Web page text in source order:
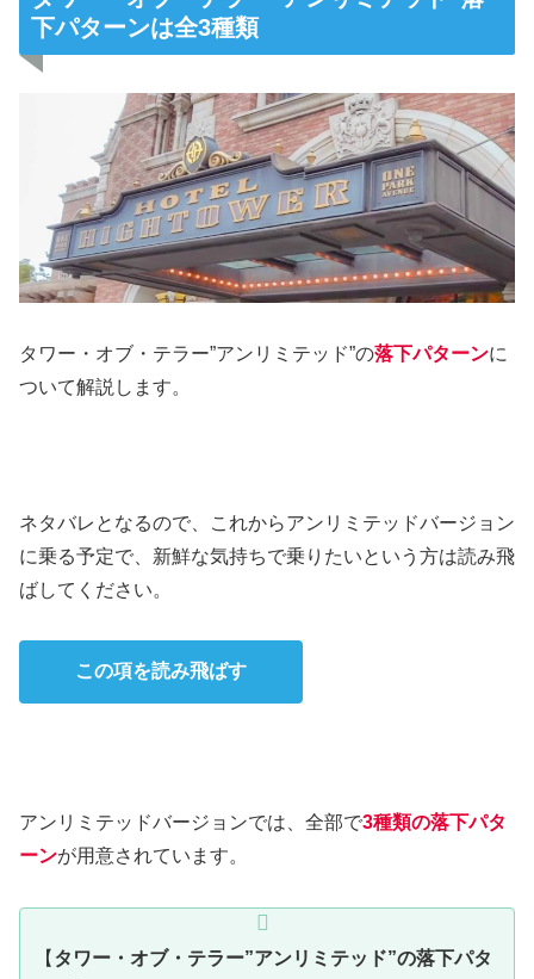
下パターンは全3種類
タワー・オブ・テラー”アンリミテッド”の落下パターンに
ついて解説します。
ネタバレとなるので、これからアンリミテッドバージョン
に乗る予定で、新鮮な気持ちで乗りたいという方は読み飛
ばしてください。
この項を読み飛ばす
アンリミテッドバージョンでは、全部で3種類の落下パタ
ーンが用意されています。
【 タワー・オブ・テラー”アンリミテッド”の落下パタ